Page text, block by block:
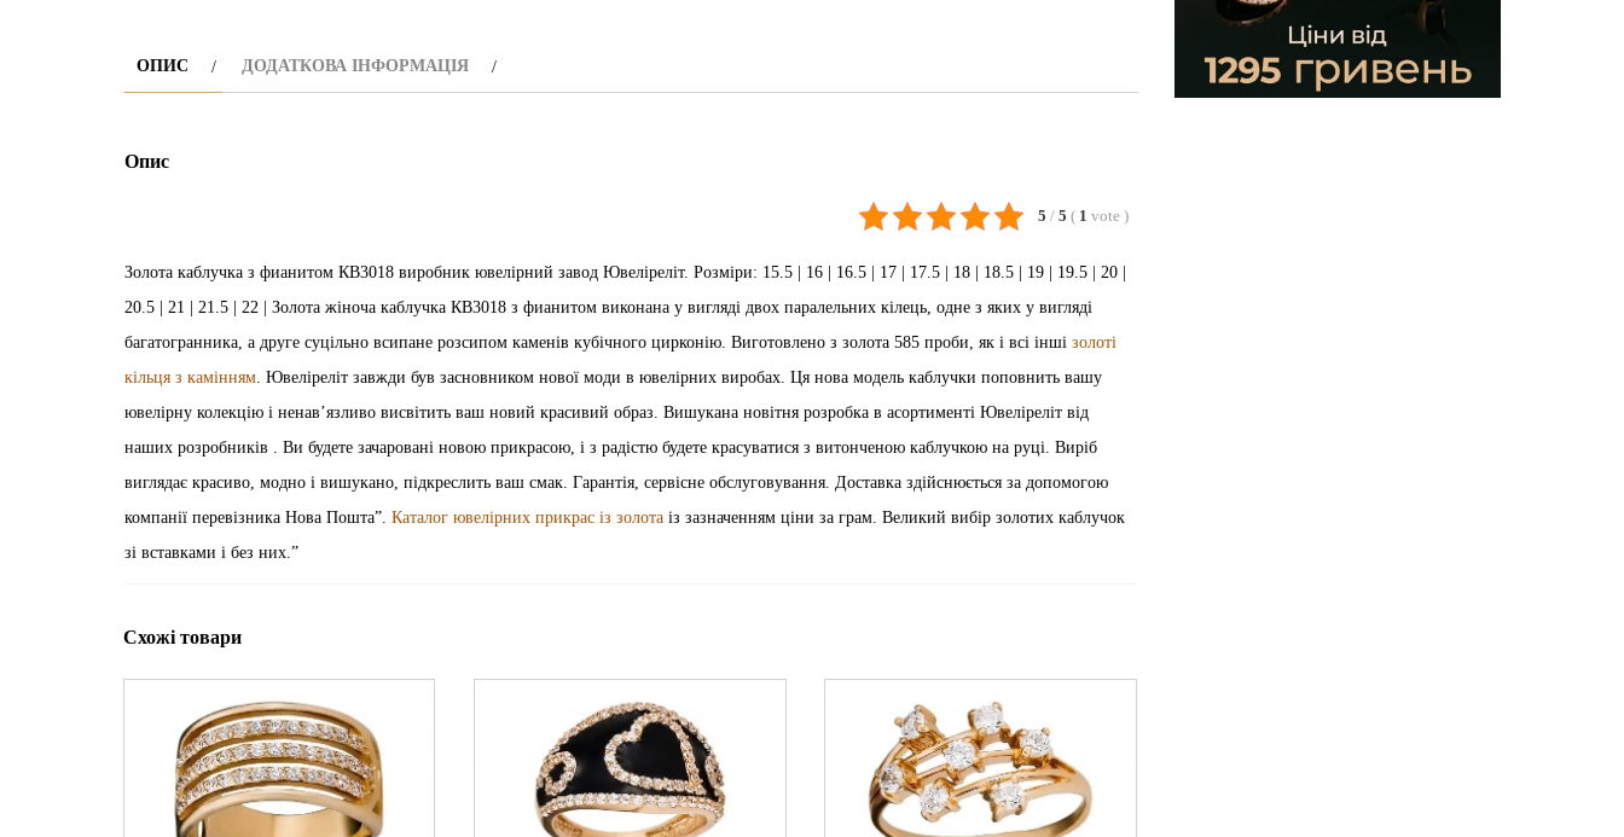
ОПИС ДОДАТКОВА ІНФОРМАЦІЯ
Опис
5 / 5 ( 1 vote )
Золота каблучка з фианитом КВ3018 виробник ювелірний завод Ювеліреліт. Розміри: 15.5 | 16 | 16.5 | 17 | 17.5 | 18 | 18.5 | 19 | 19.5 | 20 |
20.5 | 21 | 21.5 | 22 | Золота жіноча каблучка КВ3018 з фианитом виконана у вигляді двох паралельних кілець, одне з яких у вигляді
багатогранника, а друге суцільно всипане розсипом каменів кубічного цирконію. Виготовлено з золота 585 проби, як і всі інші золоті
кільця з камінням. Ювеліреліт завжди був засновником нової моди в ювелірних виробах. Ця нова модель каблучки поповнить вашу
ювелірну колекцію і ненав’язливо висвітить ваш новий красивий образ. Вишукана новітня розробка в асортименті Ювеліреліт від
наших розробників . Ви будете зачаровані новою прикрасою, і з радістю будете красуватися з витонченою каблучкою на руці. Виріб
виглядає красиво, модно і вишукано, підкреслить ваш смак. Гарантія, сервісне обслуговування. Доставка здійснюється за допомогою
компанії перевізника Нова Пошта”. Каталог ювелірних прикрас із золота із зазначенням ціни за грам. Великий вибір золотих каблучок
зі вставками і без них.”
Схожі товари